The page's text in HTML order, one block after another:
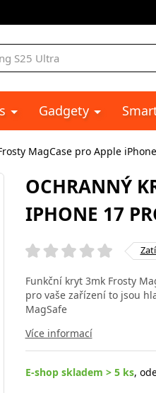
Gadgety
MagCase pro Apple
OCHRANNÝ
IPHONE 17
Funkční kryt 3mk Frosty
pro vaše zařízení to jsou
MagSafe
Více informací
E-shop skladem > 5 ks,